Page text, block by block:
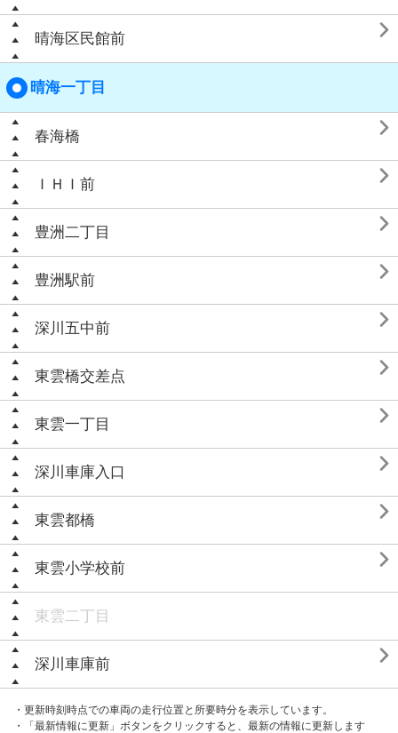
晴海区民館前 
晴海一丁目
春海橋 
ＩＨＩ前 
豊洲二丁目 
豊洲駅前 
深川五中前 
東雲橋交差点 
東雲一丁目 
深川車庫入口 
東雲都橋 
東雲小学校前 
東雲二丁目
深川車庫前 
・更新時刻時点での車両の走行位置と所要時分を表示しています。
・「最新情報に更新」ボタンをクリックすると、最新の情報に更新します